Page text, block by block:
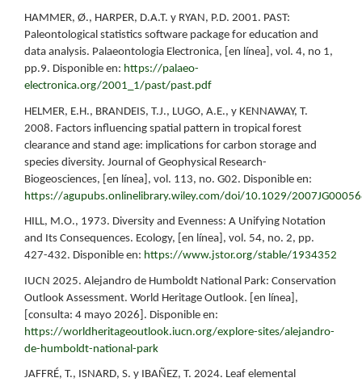
HAMMER, Ø., HARPER, D.A.T. y RYAN, P.D. 2001. PAST:
Paleontological statistics software package for education and
data analysis. Palaeontologia Electronica, [en línea], vol. 4, no 1,
pp.9. Disponible en: https://palaeo-
electronica.org/2001_1/past/past.pdf
HELMER, E.H., BRANDEIS, T.J., LUGO, A.E., y KENNAWAY, T.
2008. Factors influencing spatial pattern in tropical forest
clearance and stand age: implications for carbon storage and
species diversity. Journal of Geophysical Research-
Biogeosciences, [en línea], vol. 113, no. G02. Disponible en:
https://agupubs.onlinelibrary.wiley.com/doi/10.1029/
HILL, M.O., 1973. Diversity and Evenness: A Unifying Notation
and Its Consequences. Ecology, [en línea], vol. 54, no. 2, pp.
427-432. Disponible en: https://www.jstor.org/stable/1934352
IUCN 2025. Alejandro de Humboldt National Park: Conservation
Outlook Assessment. World Heritage Outlook. [en línea],
[consulta: 4 mayo 2026]. Disponible en:
https://worldheritageoutlook.iucn.org/explore-sites/alejandro-
de-humboldt-national-park
JAFFRÉ, T., ISNARD, S. y IBAÑEZ, T. 2024. Leaf elemental